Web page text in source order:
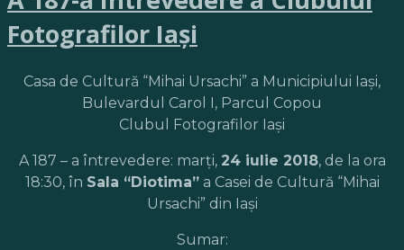
Fotografilor Iaşi
Casa de Cultură “Mihai Ursachi” a Municipiului Iaşi,
Bulevardul Carol I, Parcul Copou
Clubul Fotografilor Iaşi
A 187 – a întrevedere: marţi, 24 iulie 2018, de la ora
18:30, în Sala “Diotima”a Casei de Cultură “Mihai
Ursachi” din Iaşi
Sumar: